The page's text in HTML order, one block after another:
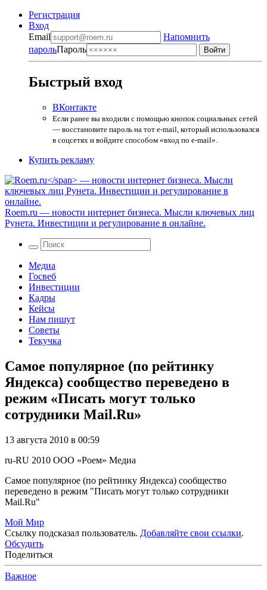
Регистрация
Вход
Email
Напомнить
парольПароль
Быстрый вход
ВКонтакте
Если ранее вы входили с помощью кнопок социальных сетей
— восстановите пароль на тот e-mail, который использовался
в соцсетях и войдите способом «вход по e-mail».
Купить рекламу
Roem.ru — новости интернет бизнеса. Мысли ключевых лиц
Рунета. Инвестиции и регулирование в онлайне.
Медиа
Госвеб
Инвестиции
Кадры
Кейсы
Нам пишут
Советы
Текучка
Самое популярное (по рейтинку
Яндекса) сообщество переведено в
режим «Писать могут только
сотрудники Mail.Ru»
13 августа 2010 в 00:59
ru-RU 2010 ООО «Роем» Медиа
Самое популярное (по рейтинку Яндекса) сообщество
переведено в режим "Писать могут только сотрудники
Mail.Ru"
Мой Мир
Ссылку подсказал пользователь. Добавляйте свои ссылки.
Обсудить
Поделиться
Важное